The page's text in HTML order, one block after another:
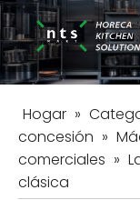
Hogar »
concesión »
comerciales »
clásica